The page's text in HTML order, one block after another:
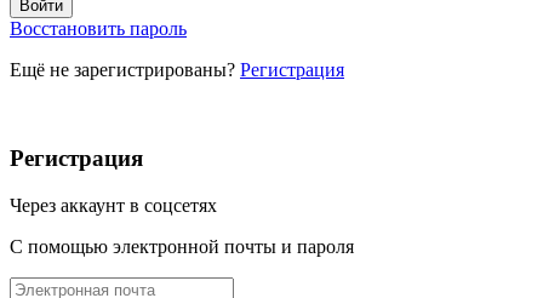
Восстановить пароль
Ещё не зарегистрированы? Регистрация
Регистрация
Через аккаунт в соцсетях
С помощью электронной почты и пароля